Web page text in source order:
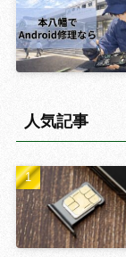
人気記事